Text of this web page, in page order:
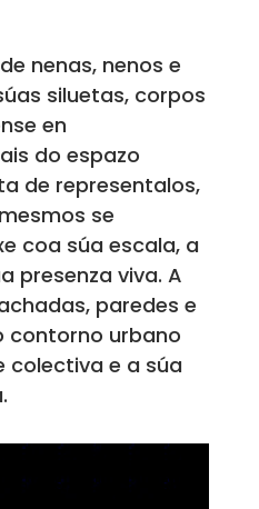
nenas, nenos e
siluetas, corpos
en
do espazo
de representalos,
se
coa súa escala, a
presenza viva. A
paredes e
contorno urbano
colectiva e a súa